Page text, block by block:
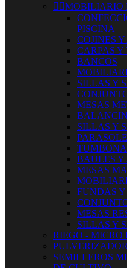
 MOBILIARIO
PISCINA
COJINES
CARPAS Y
BANCOS
SILLAS Y
MESAS
SILLAS Y
BAULES Y
MESAS
FUNDAS
MESAS
SILLAS Y
RIEGO - MICRO
SEMILLEROS